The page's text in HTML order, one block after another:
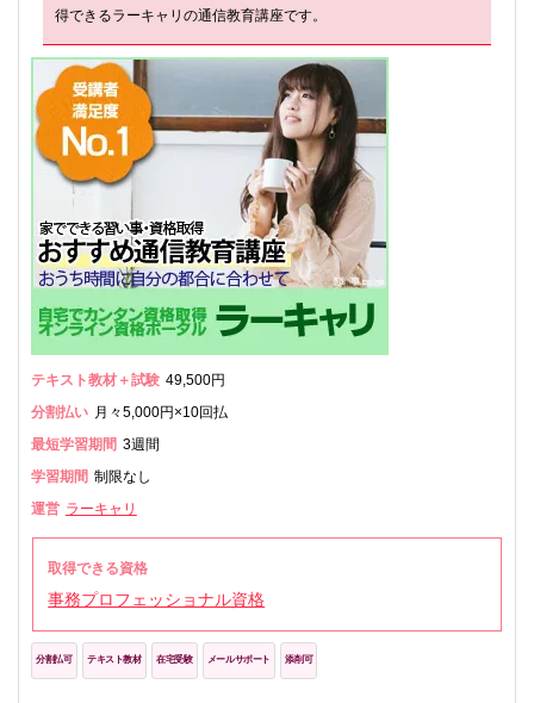
得できるラーキャリの通信教育講座です。
テキスト教材＋試験 49,500円
分割払い 月々5,000円×10回払
最短学習期間 3週間
学習期間 制限なし
運営 ラーキャリ
取得できる資格
事務プロフェッショナル資格
分割払可 テキスト教材 在宅受験 メールサポート 添削可